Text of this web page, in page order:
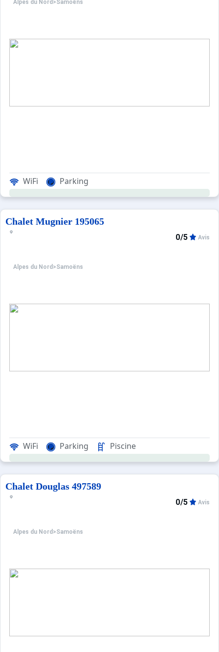
Buanderie avec lave-linge et sèche-linge à jetons.
Sur réservation, location de draps 10 €, serviettes de
Alpes du Nord >Samoëns
WiFi Parking
Chalet Mugnier 195065
Alpes du Nord >Samoëns
0/5 Avis
WiFi Parking Piscine
Chalet Douglas 497589
Alpes du Nord >Samoëns
0/5 Avis